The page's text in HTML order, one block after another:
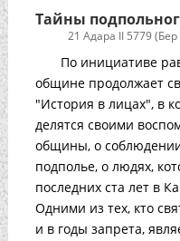
Тайны
21 Адара II 5779 (Бер
По инициативе
общине продолжает
"История в лицах", в
делятся своими
общины, о
подполье, о людях,
последних ста лет в
Одними из тех, кто
и в годы запрета,